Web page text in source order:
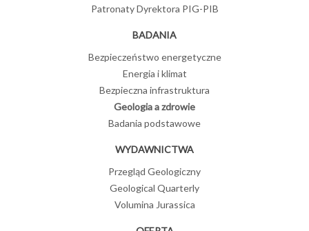
Patronaty Dyrektora PIG-PIB
BADANIA
Bezpieczeństwo energetyczne
Energia i klimat
Bezpieczna infrastruktura
Geologia a zdrowie
Badania podstawowe
WYDAWNICTWA
Przegląd Geologiczny
Geological Quarterly
Volumina Jurassica